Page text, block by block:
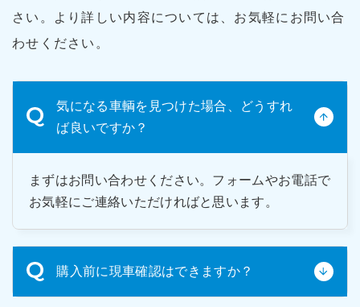
さい。より詳しい内容については、お気軽にお問い合
わせください。
気になる車輌を見つけた場合、どうすれ
ば良いですか？
まずはお問い合わせください。フォームやお電話で
お気軽にご連絡いただければと思います。
購入前に現車確認はできますか？